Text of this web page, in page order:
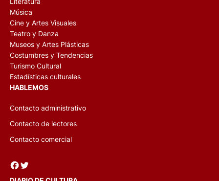
Música
Cine y Artes Visuales
Teatro y Danza
Museos y Artes Plásticas
Costumbres y Tendencias
Turismo Cultural
Estadísticas culturales
HABLEMOS
Contacto administrativo
Contacto de lectores
Contacto comercial
Facebook Twitter